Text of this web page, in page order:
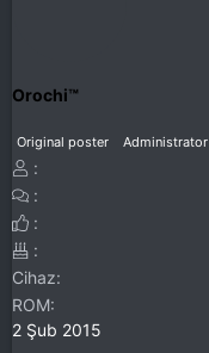
Orochi™
Original poster Administrator
Cihaz
ROM
2 Şub 2015